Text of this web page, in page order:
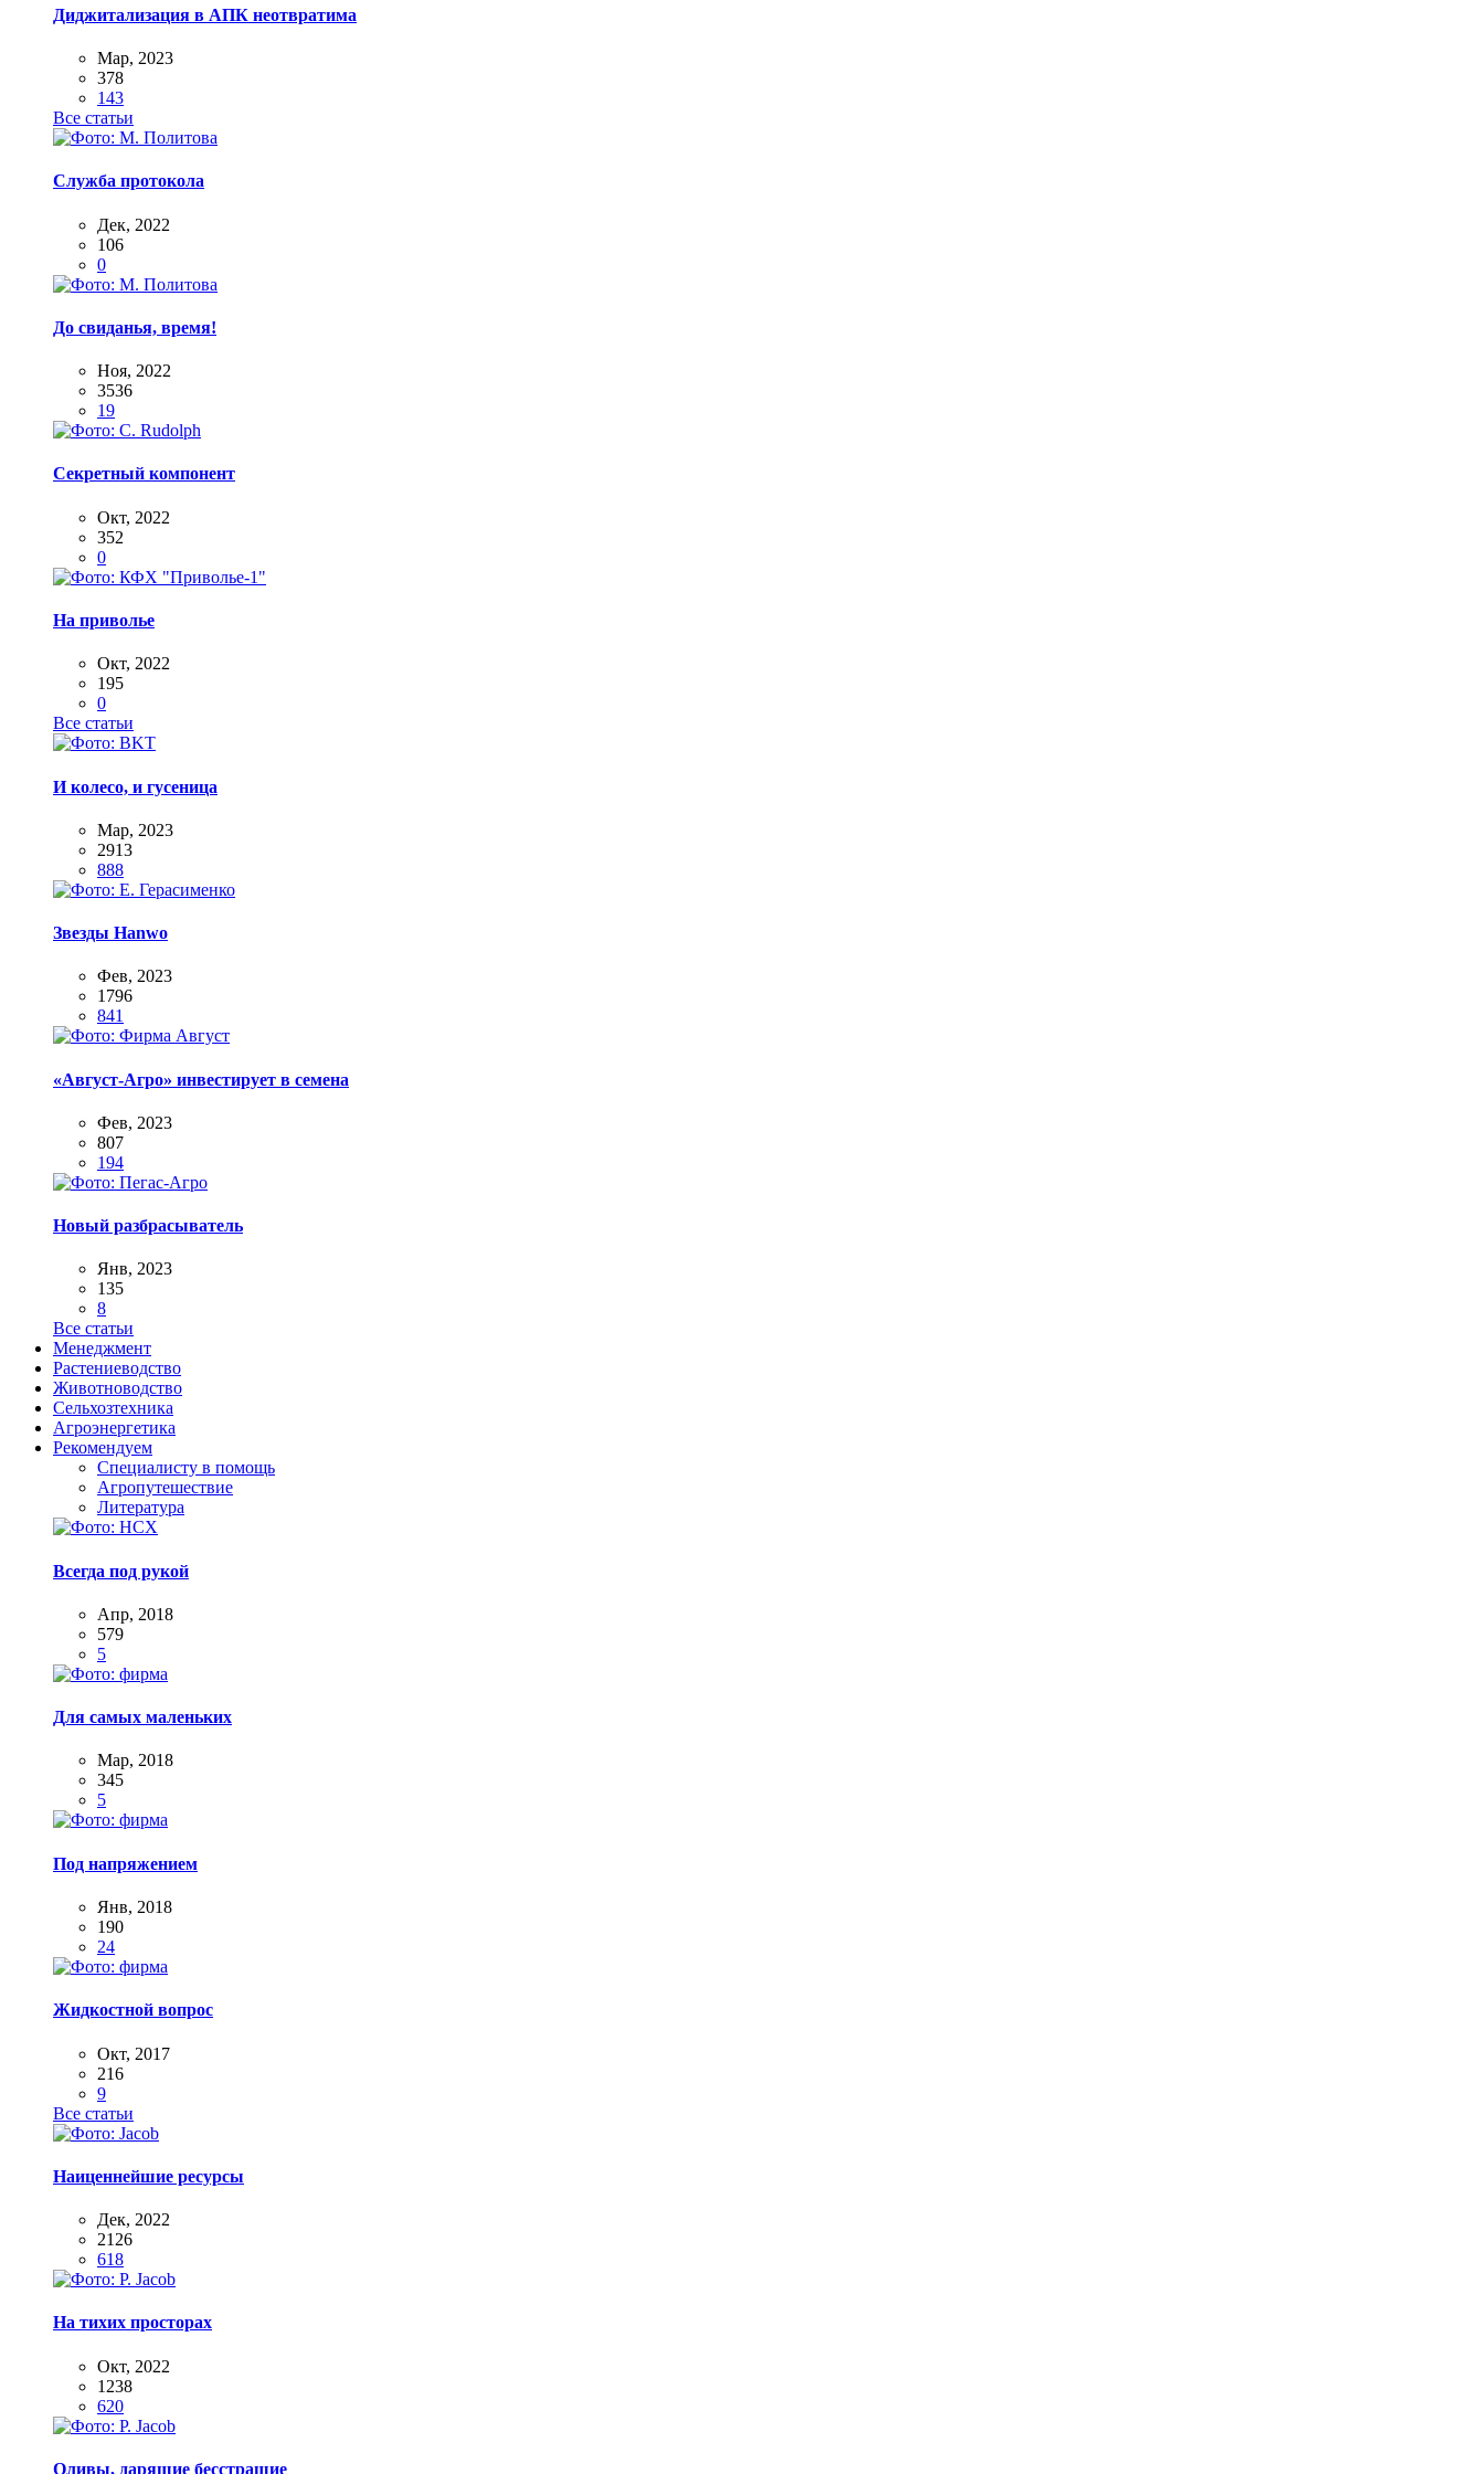
Диджитализация в АПК неотвратима
Мар, 2023
378
143
Все статьи
Служба протокола
Дек, 2022
106
0
До свиданья, время!
Ноя, 2022
3536
19
Секретный компонент
Окт, 2022
352
0
На приволье
Окт, 2022
195
0
Все статьи
И колесо, и гусеница
Мар, 2023
2913
888
Звезды Hanwo
Фев, 2023
1796
841
«Август-Агро» инвестирует в семена
Фев, 2023
807
194
Новый разбрасыватель
Янв, 2023
135
8
Все статьи
Менеджмент
Растениеводство
Животноводство
Сельхозтехника
Агроэнергетика
Рекомендуем
Специалисту в помощь
Агропутешествие
Литература
Всегда под рукой
Апр, 2018
579
5
Для самых маленьких
Мар, 2018
345
5
Под напряжением
Янв, 2018
190
24
Жидкостной вопрос
Окт, 2017
216
9
Все статьи
Наиценнейшие ресурсы
Дек, 2022
2126
618
На тихих просторах
Окт, 2022
1238
620
Оливы, дарящие бесстрашие